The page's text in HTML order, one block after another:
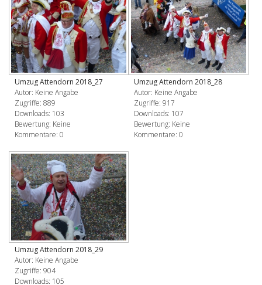
Umzug Attendorn 2018_27
Autor: Keine Angabe
Zugriffe: 889
Downloads: 103
Bewertung: Keine
Kommentare: 0
Umzug Attendorn 2018_28
Autor: Keine Angabe
Zugriffe: 917
Downloads: 107
Bewertung: Keine
Kommentare: 0
Umzug Attendorn 2018_29
Autor: Keine Angabe
Zugriffe: 904
Downloads: 105